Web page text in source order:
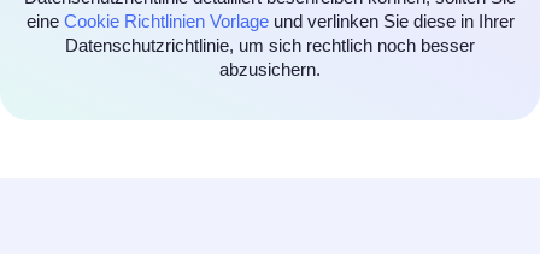
eine Cookie Richtlinien Vorlageund verlinken Sie diese in Ihrer
Datenschutzrichtlinie, um sich rechtlich noch besser
abzusichern.